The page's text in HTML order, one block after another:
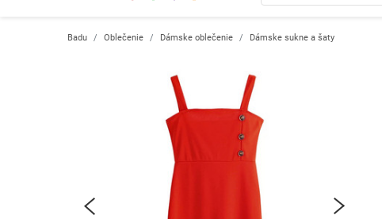
Badu Oblečenie Dámske oblečenie Dámske sukne a šaty